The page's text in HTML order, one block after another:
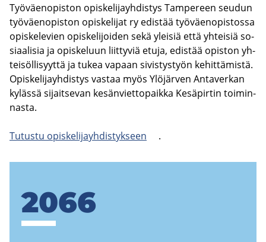
Työ­väen­opis­ton opis­ke­li­jayh­dis­tys Tam­pe­reen seu­dun
työ­väen­opis­ton opis­ke­li­jat ry edis­tää työ­väen­opis­tos­sa
opis­ke­le­vien opis­ke­li­joi­den sekä ylei­siä että yh­tei­siä so­
si­aa­li­sia ja opis­ke­luun liit­ty­viä etuja, edis­tää opis­ton yh­
tei­söl­li­syyt­tä ja tukea va­paan si­vis­tys­työn ke­hit­tä­mis­tä.
Opis­ke­li­jayh­dis­tys vas­taa myös Ylö­jär­ven An­ta­ver­kan
ky­läs­sä si­jait­se­van ke­sän­viet­to­paik­ka Ke­sä­pir­tin toi­min­
nas­ta.
Tu­tus­tu opis­ke­li­jayh­dis­tyk­seen .
2066